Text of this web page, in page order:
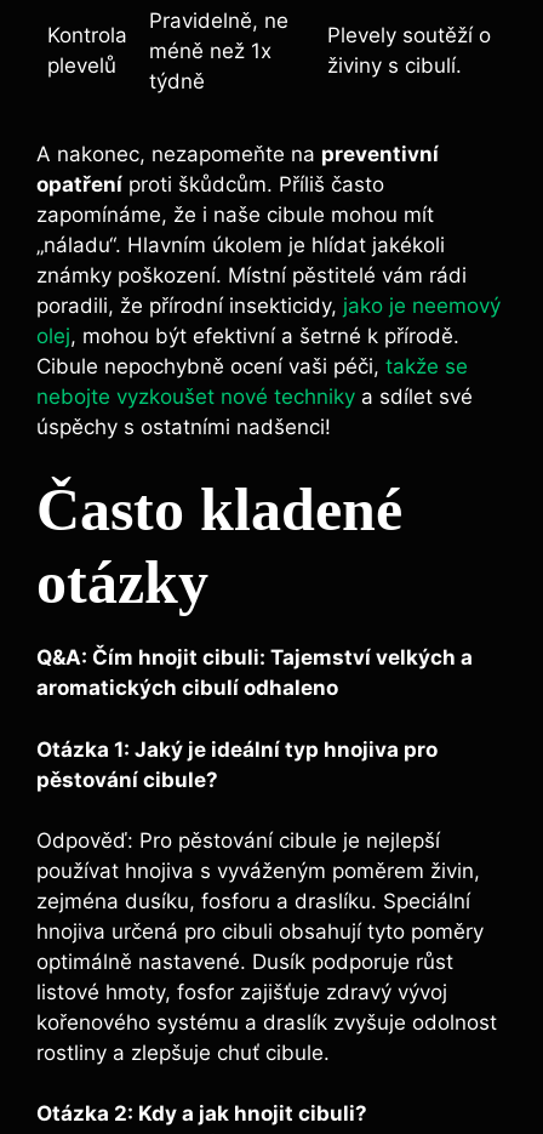
Kontrola
plevelů
Pravidelně, ne
méně než 1x
⁢týdně
Plevely soutěží o
⁢živiny ​s cibulí.
A nakonec, nezapomeňte na preventivní
opatření ‌proti škůdcům. Příliš často
zapomínáme, že i naše cibule mohou mít
„náladu“. Hlavním úkolem je hlídat jakékoli
známky poškození. Místní pěstitelé vám rádi
poradili, že ⁢přírodní insekticidy, jako je neemový
olej,⁢ mohou​ být efektivní a šetrné k přírodě.
Cibule nepochybně ocení vaši péči, ​ takže se
nebojte vyzkoušet nové techniky a sdílet své
úspěchy s ostatními nadšenci!
Často kladené
otázky
Q&A: Čím ⁤hnojit​ cibuli: Tajemství velkých ​a⁢
aromatických cibulí odhaleno
Otázka 1: Jaký ​je ideální typ hnojiva pro
⁢pěstování cibule?
Odpověď:⁤ Pro ​pěstování cibule je‍ nejlepší
používat hnojiva s vyváženým poměrem živin,
zejména​ dusíku, fosforu a draslíku.​ Speciální⁣
hnojiva‌ určená pro ⁤cibuli obsahují tyto poměry
optimálně nastavené. Dusík podporuje růst
listové hmoty, fosfor zajišťuje⁤ zdravý vývoj
kořenového systému ⁢a draslík zvyšuje odolnost
rostliny a zlepšuje chuť cibule.
Otázka 2: Kdy a jak hnojit cibuli?